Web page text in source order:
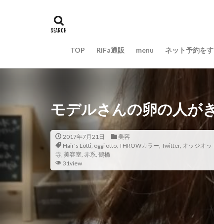
TOP RiFa通販 menu ネット予約を
モデルさんの卵の人が
2017年7月21日
美容
Hair's Lotti, oggi otto, THROWカラー, Twitter, オッジオッ
寺, 美容室, 赤系, 鶴橋
31view